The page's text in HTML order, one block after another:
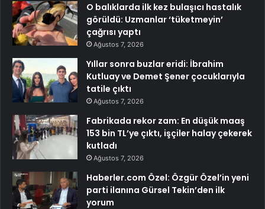
O balıklarda ilk kez bulaşıcı hastalık
görüldü: Uzmanlar ‘tüketmeyin’
çağrısı yaptı
Ağustos 7, 2026
Yıllar sonra buzlar eridi: İbrahim
Kutluay ve Demet Şener çocuklarıyla
tatile çıktı
Ağustos 7, 2026
Fabrikada rekor zam: En düşük maaş
153 bin TL’ye çıktı, işçiler halay çekerek
kutladı
Ağustos 7, 2026
Haberler.com Özel: Özgür Özel’in yeni
parti ilanına Gürsel Tekin’den ilk
yorum